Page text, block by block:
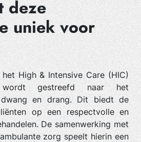
deze
uniek voor
High & Intensive Care (HIC)
gestreefd naar het
dwang en drang. Dit biedt de
op een respectvolle en
De samenwerking met
zorg speelt hierin een